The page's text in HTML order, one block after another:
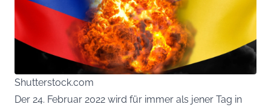
Shutterstock.com
Der 24. Februar 2022 wird für immer als jener Tag in